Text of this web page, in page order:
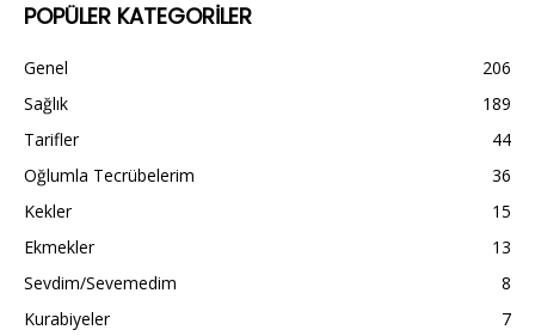
POPÜLER KATEGORİLER
Genel
206
Sağlık
189
Tarifler
44
Oğlumla Tecrübelerim
36
Kekler
15
Ekmekler
13
Sevdim/Sevemedim
8
Kurabiyeler
7